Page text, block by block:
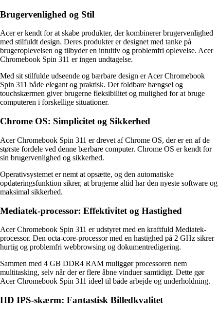
Brugervenlighed og Stil
Acer er kendt for at skabe produkter, der kombinerer brugervenlighed
med stilfuldt design. Deres produkter er designet med tanke på
brugeroplevelsen og tilbyder en intuitiv og problemfri oplevelse. Acer
Chromebook Spin 311 er ingen undtagelse.
Med sit stilfulde udseende og bærbare design er Acer Chromebook
Spin 311 både elegant og praktisk. Det foldbare hængsel og
touchskærmen giver brugerne fleksibilitet og mulighed for at bruge
computeren i forskellige situationer.
Chrome OS: Simplicitet og Sikkerhed
Acer Chromebook Spin 311 er drevet af Chrome OS, der er en af de
største fordele ved denne bærbare computer. Chrome OS er kendt for
sin brugervenlighed og sikkerhed.
Operativsystemet er nemt at opsætte, og den automatiske
opdateringsfunktion sikrer, at brugerne altid har den nyeste software og
maksimal sikkerhed.
Mediatek-processor: Effektivitet og Hastighed
Acer Chromebook Spin 311 er udstyret med en kraftfuld Mediatek-
processor. Den octa-core-processor med en hastighed på 2 GHz sikrer
hurtig og problemfri webbrowsing og dokumentredigering.
Sammen med 4 GB DDR4 RAM muliggør processoren nem
multitasking, selv når der er flere åbne vinduer samtidigt. Dette gør
Acer Chromebook Spin 311 ideel til både arbejde og underholdning.
HD IPS-skærm: Fantastisk Billedkvalitet